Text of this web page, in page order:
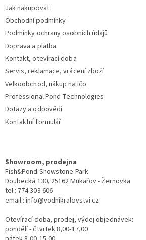
Jak nakupovat
Obchodní podmínky
Podmínky ochrany osobních údajů
Doprava a platba
Kontakt, otevírací doba
Servis, reklamace, vrácení zboží
Velkoobchod, nákup na ičo
Professional Pond Technologies
Dotazy a odpovědi
Kontaktní formulář
Showroom, prodejna
Fish&Pond Showstone Park
Doubecká 130, 25162 Mukařov - Žernovka
tel.: 774 303 606
email.: info@vodnikralovstvi.cz
Otevírací doba, prodej, výdej objednávek:
pondělí - čtvrtek 8,00-17,00